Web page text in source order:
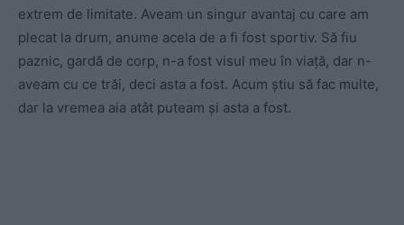
extrem de limitate. Aveam un singur avantaj cu care am
plecat la drum, anume acela de a fi fost sportiv. Să fiu
paznic, gardă de corp, n-a fost visul meu în viață, dar n-
aveam cu ce trăi, deci asta a fost. Acum știu să fac multe,
dar la vremea aia atât puteam și asta a fost.